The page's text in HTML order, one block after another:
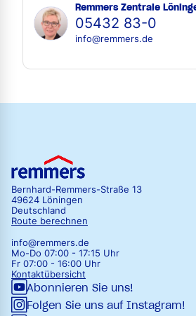
Remmers Zentrale
05432 83-0
info@remmers.de
Bernhard-Remmers-Straße 13
49624 Löningen
Deutschland
Route berechnen
info@remmers.de
Mo-Do 07:00 - 17:15 Uhr
Fr 07:00 - 16:00 Uhr
Kontaktübersicht
Abonnieren Sie uns!
Folgen Sie uns auf Instagram!